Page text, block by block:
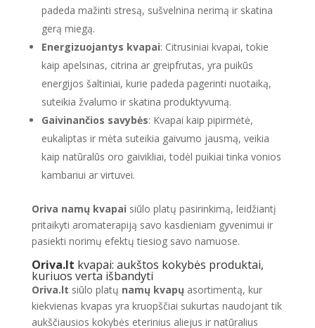
padeda mažinti stresą, sušvelnina nerimą ir skatina
gerą miegą.
Energizuojantys kvapai: Citrusiniai kvapai, tokie
kaip apelsinas, citrina ar greipfrutas, yra puikūs
energijos šaltiniai, kurie padeda pagerinti nuotaiką,
suteikia žvalumo ir skatina produktyvumą.
Gaivinančios savybės: Kvapai kaip pipirmėtė,
eukaliptas ir mėta suteikia gaivumo jausmą, veikia
kaip natūralūs oro gaivikliai, todėl puikiai tinka vonios
kambariui ar virtuvei.
Oriva namų kvapai siūlo platų pasirinkimą, leidžiantį
pritaikyti aromaterapiją savo kasdieniam gyvenimui ir
pasiekti norimų efektų tiesiog savo namuose.
Oriva.lt kvapai: aukštos kokybės produktai,
kuriuos verta išbandyti
Oriva.lt siūlo platų namų kvapų asortimentą, kur
kiekvienas kvapas yra kruopščiai sukurtas naudojant tik
aukščiausios kokybės eterinius aliejus ir natūralius